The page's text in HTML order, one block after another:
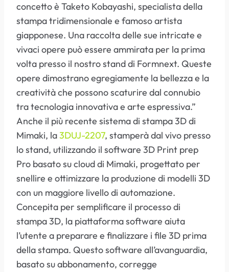
concetto è Taketo Kobayashi, specialista della
stampa tridimensionale e famoso artista
giapponese. Una raccolta delle sue intricate e
vivaci opere può essere ammirata per la prima
volta presso il nostro stand di Formnext. Queste
opere dimostrano egregiamente la bellezza e la
creatività che possono scaturire dal connubio
tra tecnologia innovativa e arte espressiva.”
Anche il più recente sistema di stampa 3D di
Mimaki, la3DUJ-2207, stamperà dal vivo presso
lo stand, utilizzando il software 3D Print prep
Pro basato su cloud di Mimaki, progettato per
snellire e ottimizzare la produzione di modelli 3D
con un maggiore livello di automazione.
Concepita per semplificare il processo di
stampa 3D, la piattaforma software aiuta
l’utente a preparare e finalizzare i file 3D prima
della stampa. Questo software all’avanguardia,
basato su abbonamento, corregge